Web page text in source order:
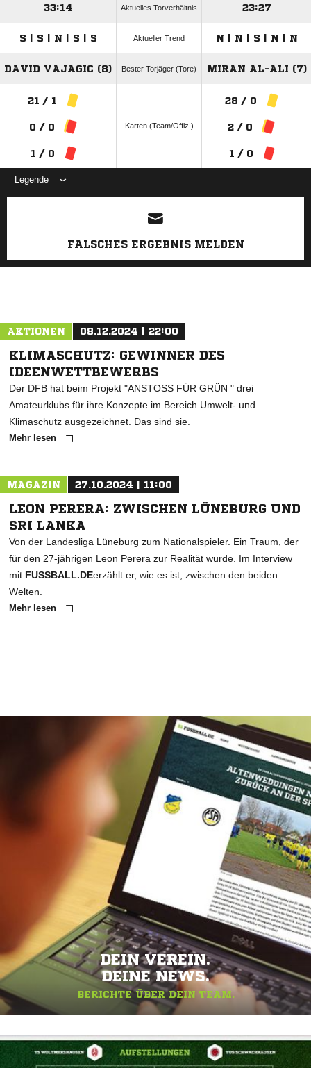
33:14 Aktuelles Torverhältnis 23:27
S | S | N | S | S Aktueller Trend N | N | S | N | N
DAVID VAJAGIC (8) Bester Torjäger (Tore) MIRAN AL-ALI (7)
21 / 1
0 / 0
1 / 0
Karten (Team/Offiz.)
28 / 0
2 / 0
1 / 0
Legende
ANZEIGE
FALSCHES ERGEBNIS MELDEN
AKTIONEN 08.12.2024 | 22:00
KLIMASCHUTZ: GEWINNER DES
IDEENWETTBEWERBS
Der DFB hat beim Projekt "ANSTOSS FÜR GRÜN " drei
Amateurklubs für ihre Konzepte im Bereich Umwelt- und
Klimaschutz ausgezeichnet. Das sind sie.
Mehr lesen
MAGAZIN 27.10.2024 | 11:00
LEON PERERA: ZWISCHEN LÜNEBURG UND
SRI LANKA
Von der Landesliga Lüneburg zum Nationalspieler. Ein Traum, der
für den 27-jährigen Leon Perera zur Realität wurde. Im Interview
mit FUSSBALL.DEerzählt er, wie es ist, zwischen den beiden
Welten.
Mehr lesen
DEIN VEREIN.
DEINE NEWS.
BERICHTE ÜBER DEIN TEAM.